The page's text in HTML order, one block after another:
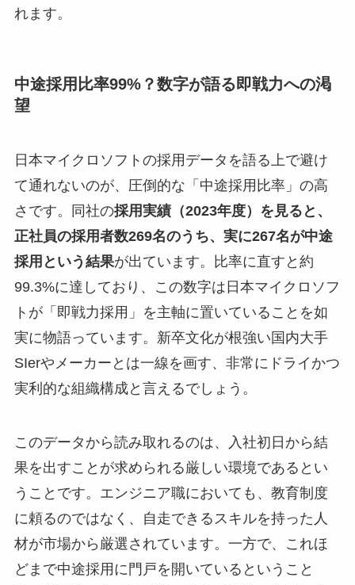
れます。
中途採用比率99%？数字が語る即戦力への渇
望
日本マイクロソフトの採用データを語る上で避け
て通れないのが、圧倒的な「中途採用比率」の高
さです。同社の採用実績（2023年度）を見ると、
正社員の採用者数269名のうち、実に267名が中途
採用という結果が出ています。比率に直すと約
99.3%に達しており、この数字は日本マイクロソフ
トが「即戦力採用」を主軸に置いていることを如
実に物語っています。新卒文化が根強い国内大手
SIerやメーカーとは一線を画す、非常にドライかつ
実利的な組織構成と言えるでしょう。
このデータから読み取れるのは、入社初日から結
果を出すことが求められる厳しい環境であるとい
うことです。エンジニア職においても、教育制度
に頼るのではなく、自走できるスキルを持った人
材が市場から厳選されています。一方で、これほ
どまで中途採用に門戸を開いているということ